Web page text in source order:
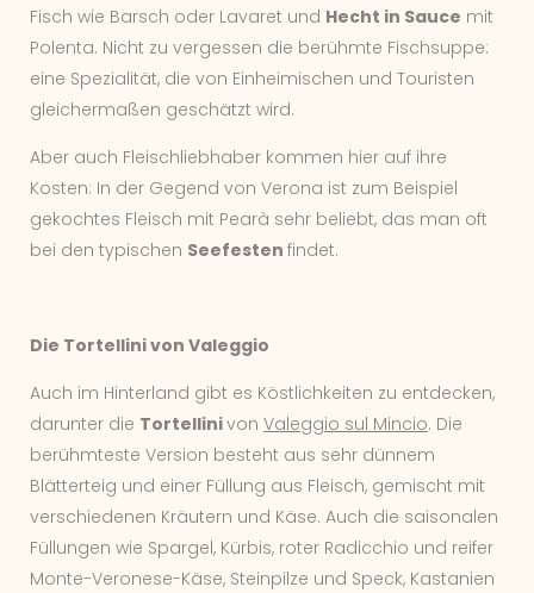
Fisch wie Barsch oder Lavaret und Hecht in Sauce mit
Polenta. Nicht zu vergessen die berühmte Fischsuppe:
eine Spezialität, die von Einheimischen und Touristen
gleichermaßen geschätzt wird.
Aber auch Fleischliebhaber kommen hier auf ihre
Kosten: In der Gegend von Verona ist zum Beispiel
gekochtes Fleisch mit Pearà sehr beliebt, das man oft
bei den typischen Seefesten findet.
Die Tortellini von Valeggio
Auch im Hinterland gibt es Köstlichkeiten zu entdecken,
darunter die Tortellinivon Valeggio sul Mincio. Die
berühmteste Version besteht aus sehr dünnem
Blätterteig und einer Füllung aus Fleisch, gemischt mit
verschiedenen Kräutern und Käse. Auch die saisonalen
Füllungen wie Spargel, Kürbis, roter Radicchio und reifer
Monte-Veronese-Käse, Steinpilze und Speck, Kastanien